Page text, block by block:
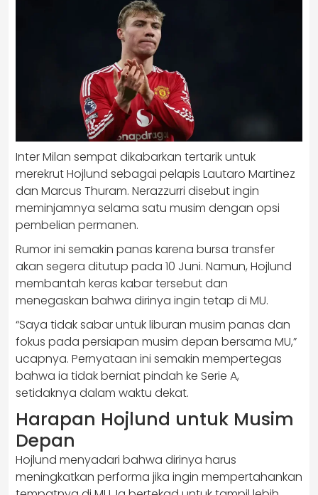
Inter Milan sempat dikabarkan tertarik untuk
merekrut Hojlund sebagai pelapis Lautaro Martinez
dan Marcus Thuram. Nerazzurri disebut ingin
meminjamnya selama satu musim dengan opsi
pembelian permanen.
Rumor ini semakin panas karena bursa transfer
akan segera ditutup pada 10 Juni. Namun, Hojlund
membantah keras kabar tersebut dan
menegaskan bahwa dirinya ingin tetap di MU.
“Saya tidak sabar untuk liburan musim panas dan
fokus pada persiapan musim depan bersama MU,”
ucapnya. Pernyataan ini semakin mempertegas
bahwa ia tidak berniat pindah ke Serie A,
setidaknya dalam waktu dekat.
Harapan Hojlund untuk Musim
Depan
Hojlund menyadari bahwa dirinya harus
meningkatkan performa jika ingin mempertahankan